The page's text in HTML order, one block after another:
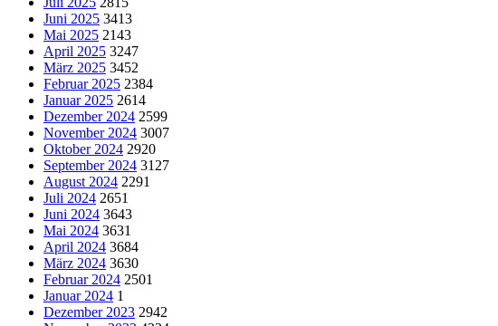
Juni 2025 3413
Mai 2025 2143
April 2025 3247
März 2025 3452
Februar 2025 2384
Januar 2025 2614
Dezember 2024 2599
November 2024 3007
Oktober 2024 2920
September 2024 3127
August 2024 2291
Juli 2024 2651
Juni 2024 3643
Mai 2024 3631
April 2024 3684
März 2024 3630
Februar 2024 2501
Januar 2024 1
Dezember 2023 2942